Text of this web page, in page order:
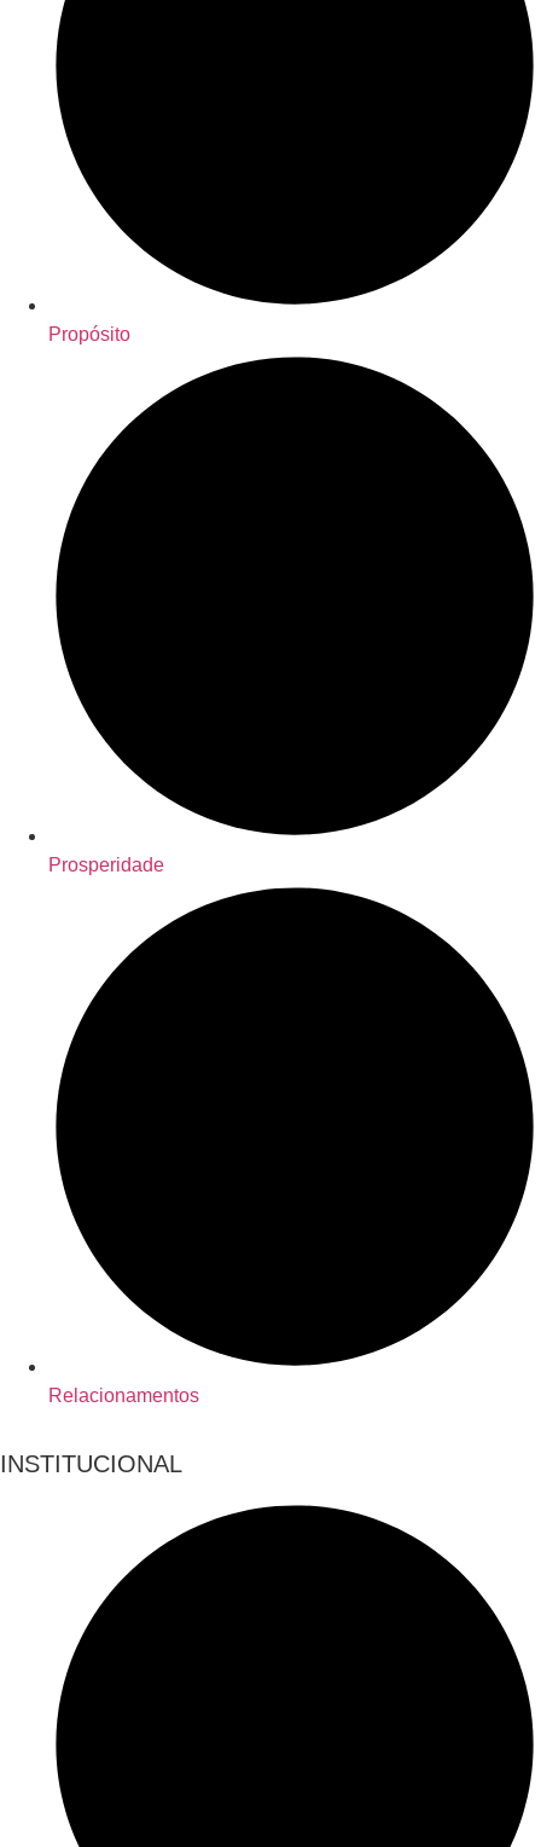
Propósito
Prosperidade
Relacionamentos
INSTITUCIONAL